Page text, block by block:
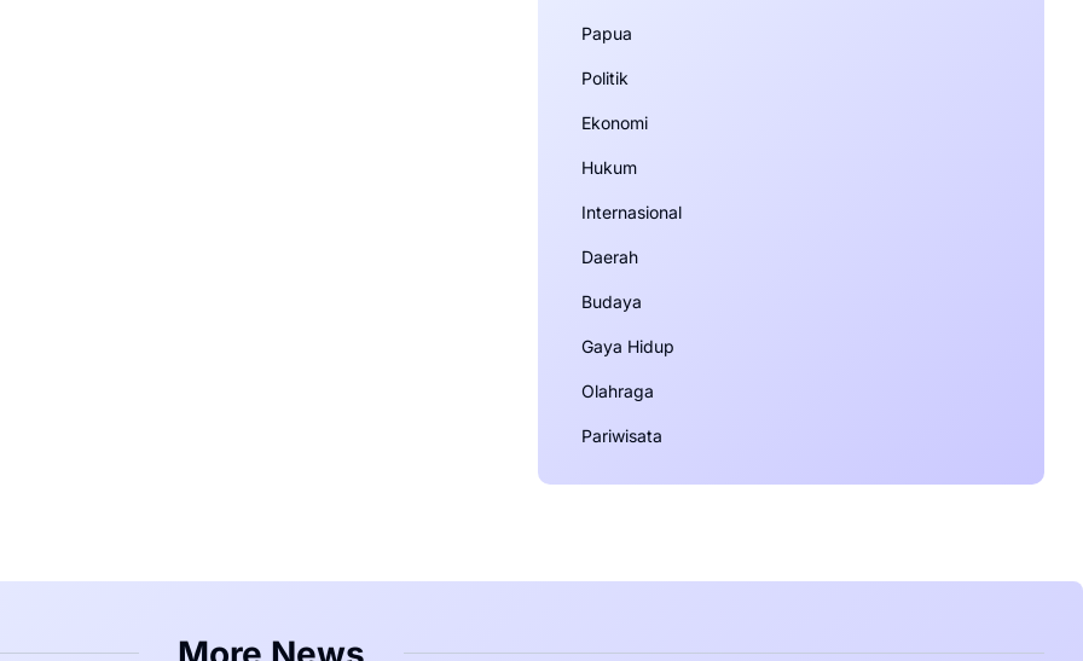
Papua
Politik
Ekonomi
Hukum
Internasional
Daerah
Budaya
Gaya Hidup
Olahraga
Pariwisata